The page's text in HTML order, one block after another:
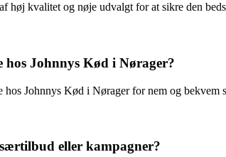
høj kvalitet og nøje udvalgt for at sikre den
Johnnys Kød i Nørager?
hos Johnnys Kød i Nørager for nem og bekvem
eller kampagner?